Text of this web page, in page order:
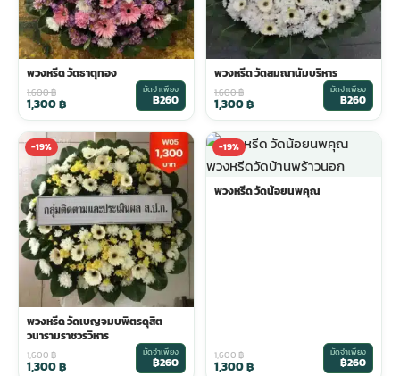
พวงดอกไม้งานศพ
tpdecorate ปูพื้น
พวงหรีด วัดธาตุทอง
1,600฿
1,300฿
มัดจำเพียง
฿260
พวงหรีด วัดสมณานัมบริหาร
1,600฿
1,300฿
มัดจำเพียง
฿260
-19%
พวงหรีด วัดเบญจมบพิตรดุสิต
วนารามราชวรวิหาร
1,600฿
1,300฿
มัดจำเพียง
฿260
-19%
พวงหรีด วัดน้อยนพคุณ
1,600฿
1,300฿
มัดจำเพียง
฿260